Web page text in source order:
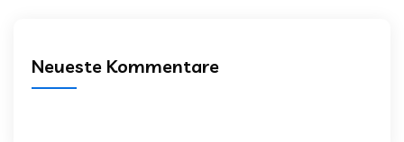
Neueste Kommentare